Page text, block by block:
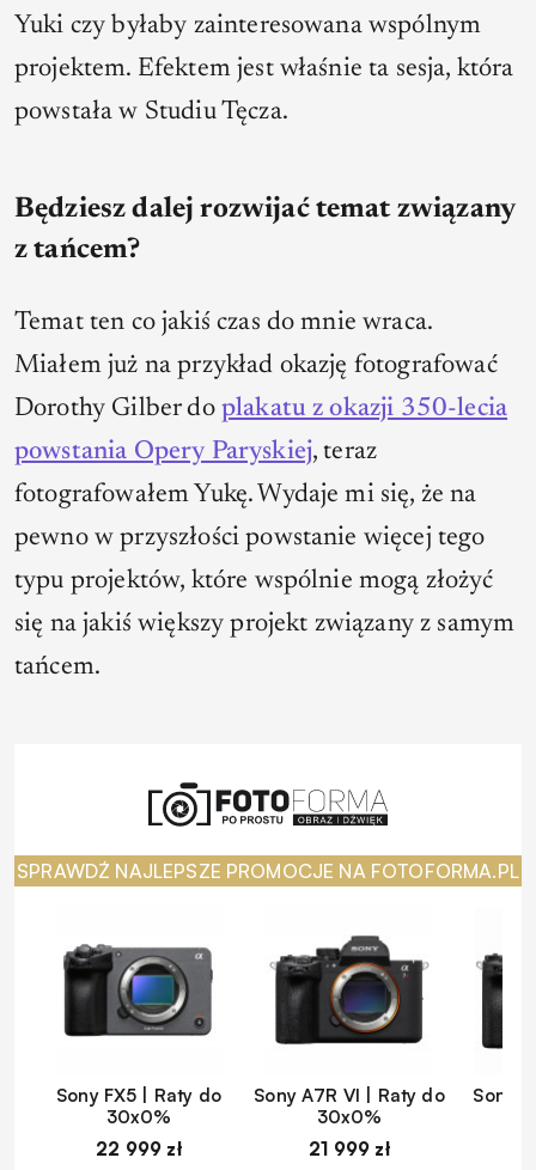
Yuki czy byłaby zainteresowana wspólnym
projektem. Efektem jest właśnie ta sesja, która
powstała w Studiu Tęcza.
Będziesz dalej rozwijać temat związany
z tańcem?
Temat ten co jakiś czas do mnie wraca.
Miałem już na przykład okazję fotografować
Dorothy Gilber do plakatu z okazji 350-lecia
powstania Opery Paryskiej, teraz
fotografowałem Yukę. Wydaje mi się, że na
pewno w przyszłości powstanie więcej tego
typu projektów, które wspólnie mogą złożyć
się na jakiś większy projekt związany z samym
tańcem.
SPRAWDŹ NAJLEPSZE PROMOCJE NA FOTOFORMA.PL
Sony FX5 | Raty do
30x0%
22 999 zł
Sony A7R VI | Raty do
30x0%
21 999 zł
Sony